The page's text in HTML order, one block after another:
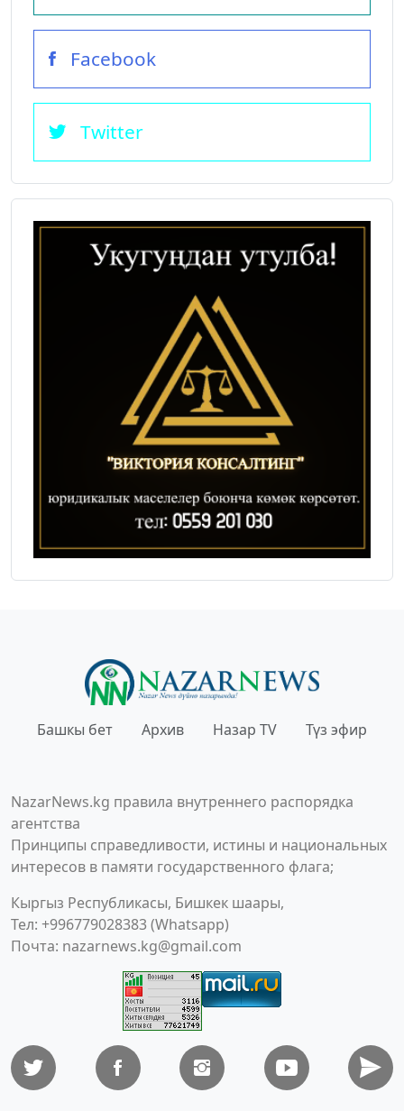
Facebook
Twitter
Башкы бет Архив Назар TV Түз эфир
NazarNews.kg правила внутреннего распорядка
агентства
Принципы справедливости, истины и национальных
интересов в памяти государственного флага;
Кыргыз Республикасы, Бишкек шаары,
Тел: +996779028383 (Whatsapp)
Почта: nazarnews.kg@gmail.com